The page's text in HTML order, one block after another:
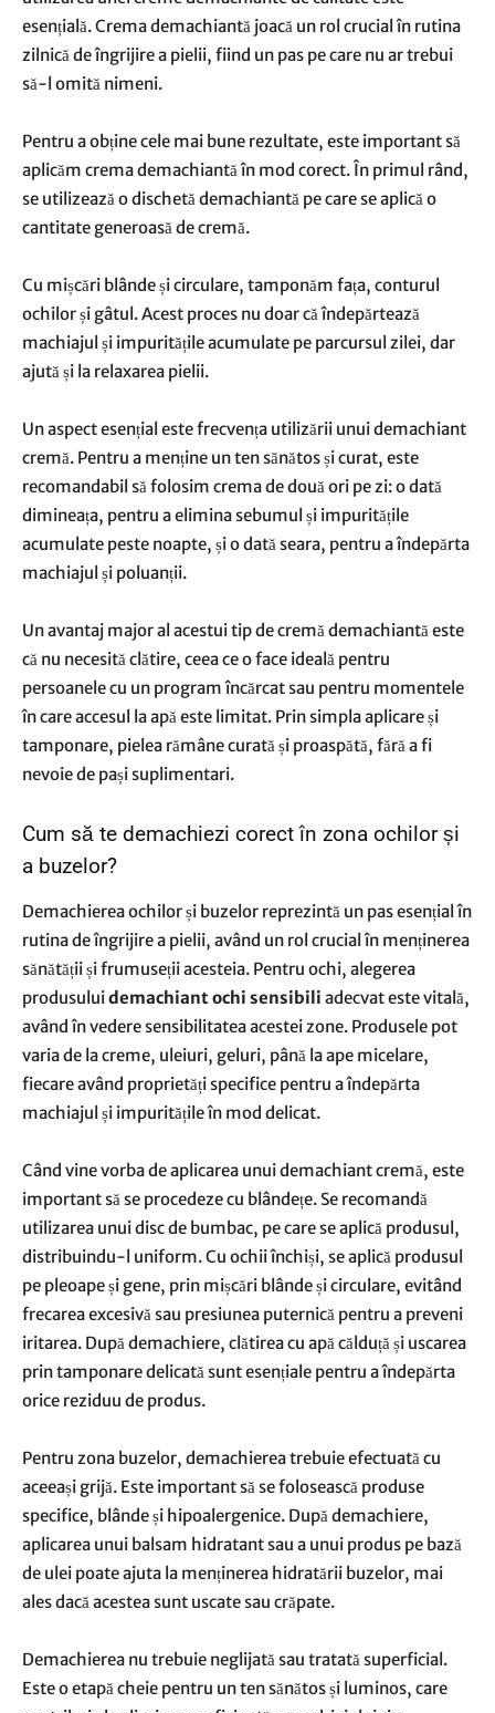
esențială. Crema demachiantă joacă un rol crucial în rutina
zilnică de îngrijire a pielii, fiind un pas pe care nu ar trebui
să-l omită nimeni.
Pentru a obține cele mai bune rezultate, este important să
aplicăm crema demachiantă în mod corect. În primul rând,
se utilizează o dischetă demachiantă pe care se aplică o
cantitate generoasă de cremă.
Cu mișcări blânde și circulare, tamponăm fața, conturul
ochilor și gâtul. Acest proces nu doar că îndepărtează
machiajul și impuritățile acumulate pe parcursul zilei, dar
ajută și la relaxarea pielii.
Un aspect esențial este frecvența utilizării unui demachiant
cremă. Pentru a menține un ten sănătos și curat, este
recomandabil să folosim crema de două ori pe zi: o dată
dimineața, pentru a elimina sebumul și impuritățile
acumulate peste noapte, și o dată seara, pentru a îndepărta
machiajul și poluanții.
Un avantaj major al acestui tip de cremă demachiantă este
că nu necesită clătire, ceea ce o face ideală pentru
persoanele cu un program încărcat sau pentru momentele
în care accesul la apă este limitat. Prin simpla aplicare și
tamponare, pielea rămâne curată și proaspătă, fără a fi
nevoie de pași suplimentari.
Cum să te demachiezi corect în zona ochilor și
a buzelor?
Demachierea ochilor și buzelor reprezintă un pas esențial în
rutina de îngrijire a pielii, având un rol crucial în menținerea
sănătății și frumuseții acesteia. Pentru ochi, alegerea
produsuluidemachiant ochi sensibili adecvat este vitală,
având în vedere sensibilitatea acestei zone. Produsele pot
varia de la creme, uleiuri, geluri, până la ape micelare,
fiecare având proprietăți specifice pentru a îndepărta
machiajul și impuritățile în mod delicat.
Când vine vorba de aplicarea unui demachiant cremă, este
important să se procedeze cu blândețe. Se recomandă
utilizarea unui disc de bumbac, pe care se aplică produsul,
distribuindu-l uniform. Cu ochii închiși, se aplică produsul
pe pleoape și gene, prin mișcări blânde și circulare, evitând
frecarea excesivă sau presiunea puternică pentru a preveni
iritarea. După demachiere, clătirea cu apă călduță și uscarea
prin tamponare delicată sunt esențiale pentru a îndepărta
orice reziduu de produs.
Pentru zona buzelor, demachierea trebuie efectuată cu
aceeași grijă. Este important să se folosească produse
specifice, blânde și hipoalergenice. După demachiere,
aplicarea unui balsam hidratant sau a unui produs pe bază
de ulei poate ajuta la menținerea hidratării buzelor, mai
ales dacă acestea sunt uscate sau crăpate.
Demachierea nu trebuie neglijată sau tratată superficial.
Este o etapă cheie pentru un ten sănătos și luminos, care